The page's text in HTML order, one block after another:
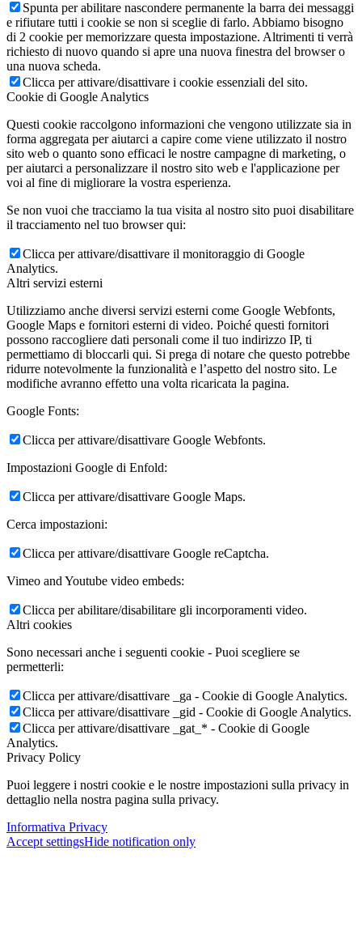
Spunta per abilitare nascondere permanente la barra dei messaggi
e rifiutare tutti i cookie se non si sceglie di farlo. Abbiamo bisogno
di 2 cookie per memorizzare questa impostazione. Altrimenti ti verrà
richiesto di nuovo quando si apre una nuova finestra del browser o
una nuova scheda.
Clicca per attivare/disattivare i cookie essenziali del sito.
Cookie di Google Analytics
Questi cookie raccolgono informazioni che vengono utilizzate sia in
forma aggregata per aiutarci a capire come viene utilizzato il nostro
sito web o quanto sono efficaci le nostre campagne di marketing, o
per aiutarci a personalizzare il nostro sito web e l'applicazione per
voi al fine di migliorare la vostra esperienza.
Se non vuoi che tracciamo la tua visita al nostro sito puoi disabilitare
il tracciamento nel tuo browser qui:
Clicca per attivare/disattivare il monitoraggio di Google
Analytics.
Altri servizi esterni
Utilizziamo anche diversi servizi esterni come Google Webfonts,
Google Maps e fornitori esterni di video. Poiché questi fornitori
possono raccogliere dati personali come il tuo indirizzo IP, ti
permettiamo di bloccarli qui. Si prega di notare che questo potrebbe
ridurre notevolmente la funzionalità e l’aspetto del nostro sito. Le
modifiche avranno effetto una volta ricaricata la pagina.
Google Fonts:
Clicca per attivare/disattivare Google Webfonts.
Impostazioni Google di Enfold:
Clicca per attivare/disattivare Google Maps.
Cerca impostazioni:
Clicca per attivare/disattivare Google reCaptcha.
Vimeo and Youtube video embeds:
Clicca per abilitare/disabilitare gli incorporamenti video.
Altri cookies
Sono necessari anche i seguenti cookie - Puoi scegliere se
permetterli:
Clicca per attivare/disattivare _ga - Cookie di Google Analytics.
Clicca per attivare/disattivare _gid - Cookie di Google Analytics.
Clicca per attivare/disattivare _gat_* - Cookie di Google
Analytics.
Privacy Policy
Puoi leggere i nostri cookie e le nostre impostazioni sulla privacy in
dettaglio nella nostra pagina sulla privacy.
Informativa Privacy
Accept settingsHide notification only